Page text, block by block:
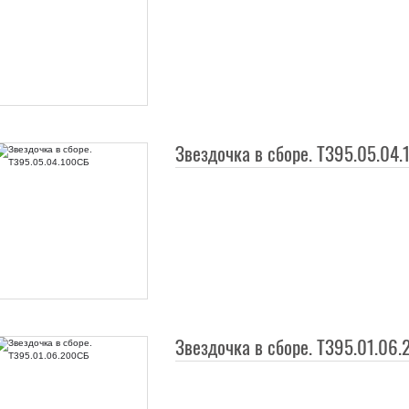
Звездочка в сборе.
Звездочка в сборе.